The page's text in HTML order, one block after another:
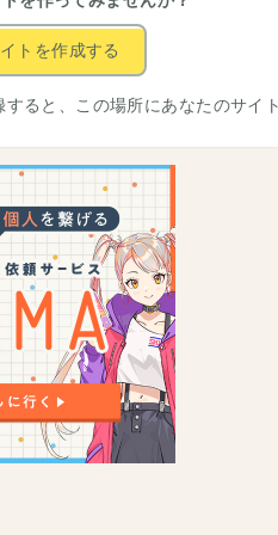
トを作成する
ると、この場所にあなたのサイ